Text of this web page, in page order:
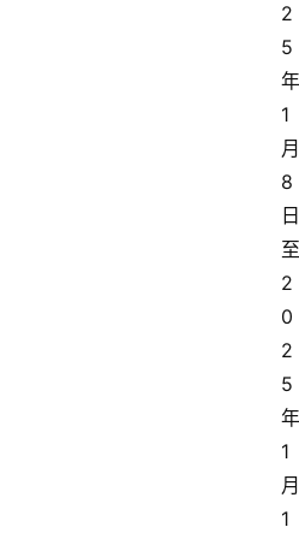
2
5
年
1
月
8
日
至
2
0
2
5
年
1
月
1